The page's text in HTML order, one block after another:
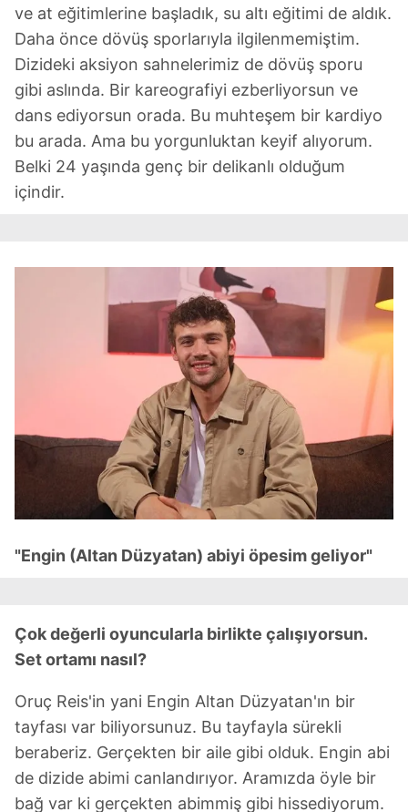
ve at eğitimlerine başladık, su altı eğitimi de aldık.
Daha önce dövüş sporlarıyla ilgilenmemiştim.
Dizideki aksiyon sahnelerimiz de dövüş sporu
gibi aslında. Bir kareografiyi ezberliyorsun ve
dans ediyorsun orada. Bu muhteşem bir kardiyo
bu arada. Ama bu yorgunluktan keyif alıyorum.
Belki 24 yaşında genç bir delikanlı olduğum
içindir.
"Engin (Altan Düzyatan) abiyi öpesim geliyor"
Çok değerli oyuncularla birlikte çalışıyorsun.
Set ortamı nasıl?
Oruç Reis'in yani Engin Altan Düzyatan'ın bir
tayfası var biliyorsunuz. Bu tayfayla sürekli
beraberiz. Gerçekten bir aile gibi olduk. Engin abi
de dizide abimi canlandırıyor. Aramızda öyle bir
bağ var ki gerçekten abimmiş gibi hissediyorum.